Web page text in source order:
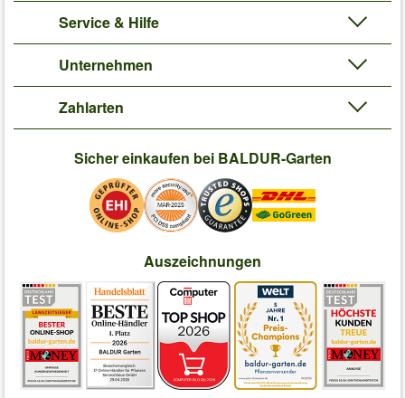
Service & Hilfe
Unternehmen
Zahlarten
Sicher einkaufen bei BALDUR-Garten
Auszeichnungen